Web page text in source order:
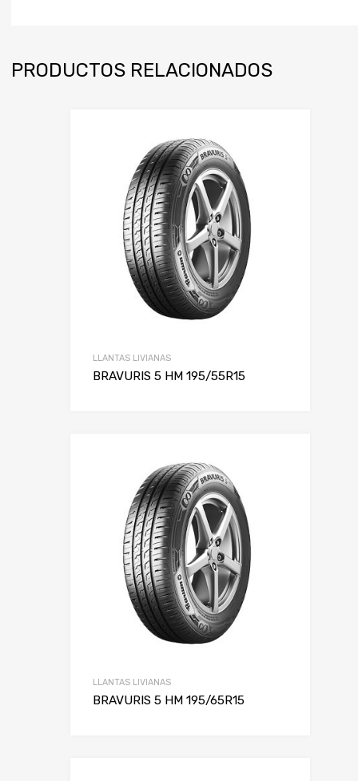
PRODUCTOS RELACIONADOS
LLANTAS LIVIANAS
BRAVURIS 5 HM 195/55R15
LLANTAS LIVIANAS
BRAVURIS 5 HM 195/65R15